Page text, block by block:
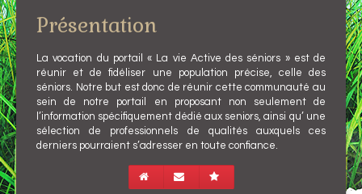
Présentation
La vocation du portail « La vie Active des séniors » est de
réunir et de fidéliser une population précise, celle des
séniors. Notre but est donc de réunir cette communauté au
sein de notre portail en proposant non seulement de
l’information spécifiquement dédié aux seniors, ainsi qu’ une
sélection de professionnels de qualités auxquels ces
derniers pourraient s’adresser en toute confiance.